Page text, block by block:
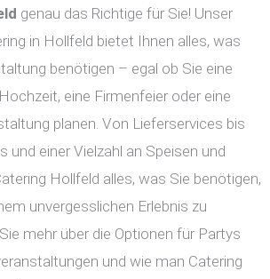
genau das Richtige für Sie! Unser
in Hollfeld bietet Ihnen alles, was
benötigen – egal ob Sie eine
eine Firmenfeier oder eine
planen. Von Lieferservices bis
und einer Vielzahl an Speisen und
Hollfeld alles, was Sie benötigen,
unvergesslichen Erlebnis zu
mehr über die Optionen für Partys
und wie man Catering